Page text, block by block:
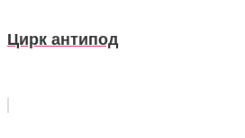
Цирк антипод